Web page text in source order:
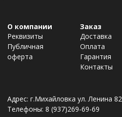
О компании
Реквизиты
Публичная
оферта
Заказ
Доставка
Оплата
Гарантия
Контакты
Адрес: г.Михайловка ул. Ленина 82
Телефоны: 8 (937)269-69-69